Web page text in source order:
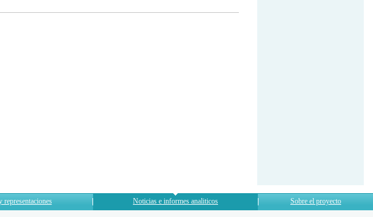
representaciones Noticias e informes analiticos Sobre el proyecto